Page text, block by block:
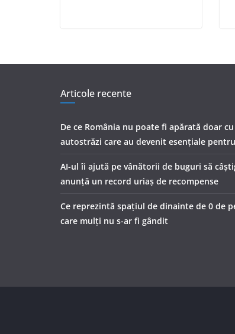
Articole recente
De ce România nu poate fi apărată doar
autostrăzi care au devenit esențiale
AI-ul îi ajută pe vânătorii de buguri să
anunță un record uriaș de recompense
Ce reprezintă spaţiul de dinainte de 0 de
care mulţi nu s-ar fi gândit